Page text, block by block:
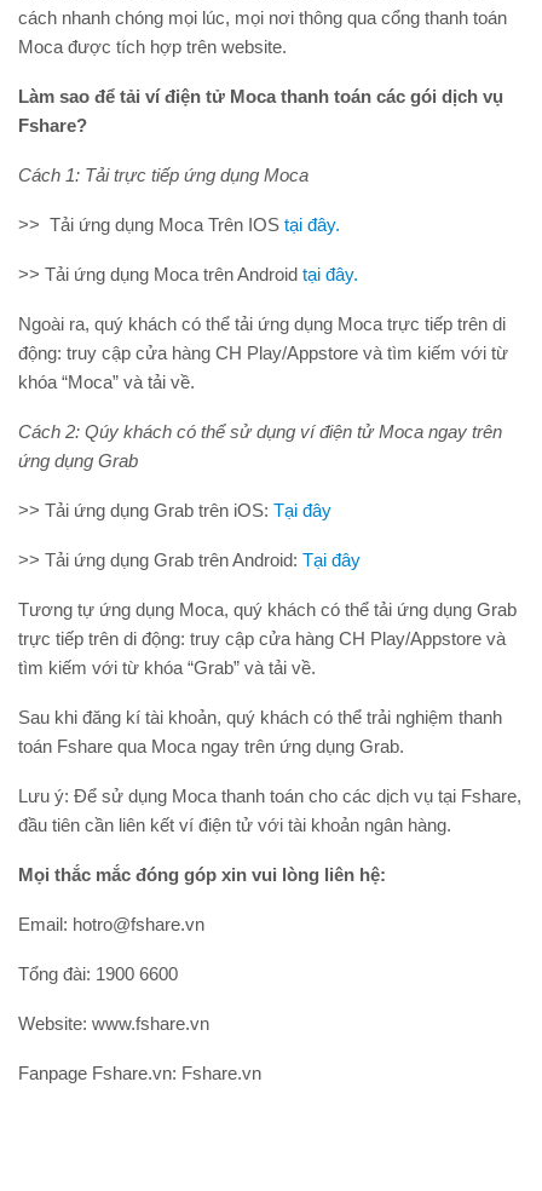
cách nhanh chóng mọi lúc, mọi nơi thông qua cổng thanh toán
Moca được tích hợp trên website.
Làm sao để tải ví điện tử Moca thanh toán các gói dịch vụ
Fshare?
Cách 1: Tải trực tiếp ứng dụng Moca
>> Tải ứng dụng Moca Trên IOS tại đây.
>> Tải ứng dụng Moca trên Android tại đây.
Ngoài ra, quý khách có thể tải ứng dụng Moca trực tiếp trên di
động: truy cập cửa hàng CH Play/Appstore và tìm kiếm với từ
khóa “Moca” và tải về.
Cách 2: Qúy khách có thể sử dụng ví điện tử Moca ngay trên
ứng dụng Grab
>> Tải ứng dụng Grab trên iOS: Tại đây
>> Tải ứng dụng Grab trên Android: Tại đây
Tương tự ứng dụng Moca, quý khách có thể tải ứng dụng Grab
trực tiếp trên di động: truy cập cửa hàng CH Play/Appstore và
tìm kiếm với từ khóa “Grab” và tải về.
Sau khi đăng kí tài khoản, quý khách có thể trải nghiệm thanh
toán Fshare qua Moca ngay trên ứng dụng Grab.
Lưu ý: Để sử dụng Moca thanh toán cho các dịch vụ tại Fshare,
đầu tiên cần liên kết ví điện tử với tài khoản ngân hàng.
Mọi thắc mắc đóng góp xin vui lòng liên hệ:
Email: hotro@fshare.vn
Tổng đài: 1900 6600
Website: www.fshare.vn
Fanpage Fshare.vn: Fshare.vn